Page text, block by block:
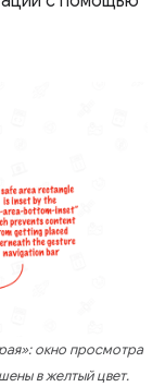
окно просмотра
в желтый цвет.